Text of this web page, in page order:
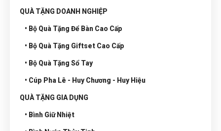
QUÀ TẶNG DOANH NGHIỆP
• Bộ Quà Tặng Để Bàn Cao Cấp
• Bộ Quà Tặng Giftset Cao Cấp
• Bộ Quà Tặng Sổ Tay
• Cúp Pha Lê - Huy Chương - Huy Hiệu
QUÀ TẶNG GIA DỤNG
• Bình Giữ Nhiệt